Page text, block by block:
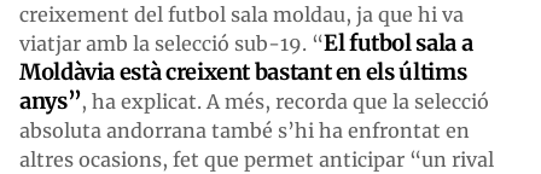
creixement del futbol sala moldau, ja que hi va
viatjar amb la selecció sub-19. “El futbol sala a
Moldàvia està creixent bastant en els últims
anys”, ha explicat. A més, recorda que la selecció
absoluta andorrana també s’hi ha enfrontat en
altres ocasions, fet que permet anticipar “un rival